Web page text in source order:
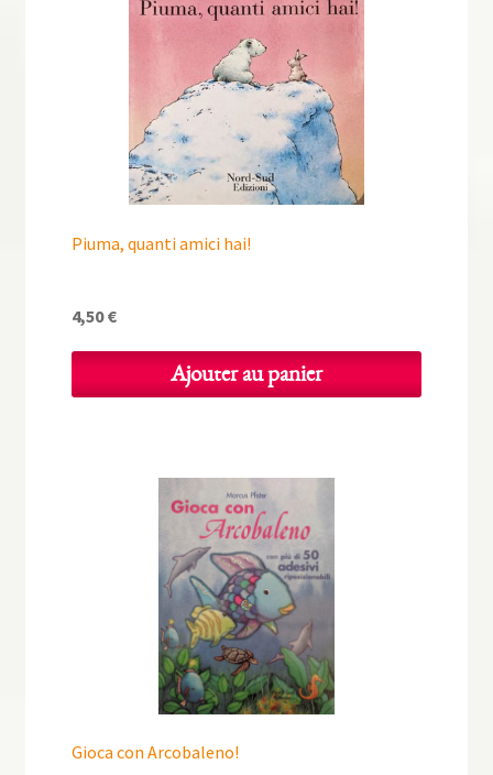
Piuma, quanti amici hai!
4,50€
Ajouter au panier
Gioca con Arcobaleno!